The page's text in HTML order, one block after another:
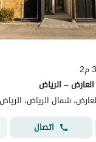
– الرياض
شمال الرياض، الرياض
اتصال